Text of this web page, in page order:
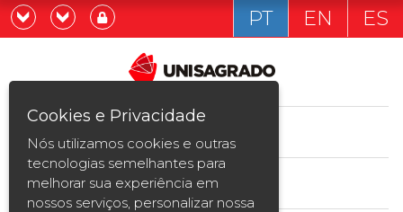
Graduação
Pós-graduação e MBA
Curta Duração
Já sou estudande
Quero ser estudante
PT EN ES
ESTUDE AQUI
Cookies e Privacidade
Nós utilizamos cookies e outras
tecnologias semelhantes para
melhorar sua experiência em
nossos serviços, personalizar nossa